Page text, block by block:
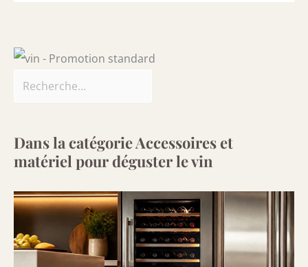
Dans la catégorie Accessoires et
matériel pour déguster le vin